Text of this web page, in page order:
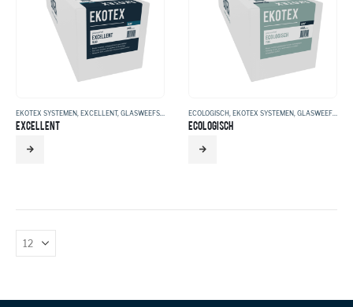
EKOTEX SYSTEMEN EXCELLENT, GLASWEEFSEL
EXCELLENT
ECOLOGISCH EKOTEX SYSTEMEN GLASWEEFSEL
ECOLOGISCH